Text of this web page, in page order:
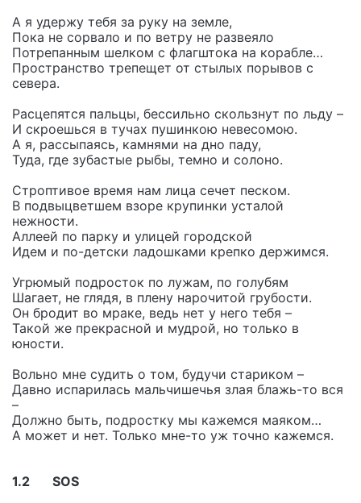
А я удержу тебя за руку на земле,
Пока не сорвало и по ветру не развеяло
Потрепанным шелком с флагштока на корабле…
Пространство трепещет от стылых порывов с
севера.
Расцепятся пальцы, бессильно скользнут по льду –
И скроешься в тучах пушинкою невесомою.
А я, рассыпаясь, камнями на дно паду,
Туда, где зубастые рыбы, темно и солоно.
Строптивое время нам лица сечет песком.
В подвыцветшем взоре крупинки усталой
нежности.
Аллеей по парку и улицей городской
Идем и по-детски ладошками крепко держимся.
Угрюмый подросток по лужам, по голубям
Шагает, не глядя, в плену нарочитой грубости.
Он бродит во мраке, ведь нет у него тебя –
Такой же прекрасной и мудрой, но только в
юности.
Вольно мне судить о том, будучи стариком –
Давно испарилась мальчишечья злая блажь-то вся
–
Должно быть, подростку мы кажемся маяком…
А может и нет. Только мне-то уж точно кажемся.
1.2 SOS